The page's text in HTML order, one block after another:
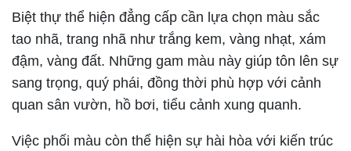
Biệt thự thể hiện đẳng cấp cần lựa chọn màu sắc
tao nhã, trang nhã như trắng kem, vàng nhạt, xám
đậm, vàng đất. Những gam màu này giúp tôn lên sự
sang trọng, quý phái, đồng thời phù hợp với cảnh
quan sân vườn, hồ bơi, tiểu cảnh xung quanh.
Việc phối màu còn thể hiện sự hài hòa với kiến trúc